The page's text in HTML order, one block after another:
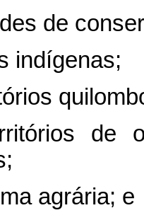
de
indígenas;
de
agrária; e